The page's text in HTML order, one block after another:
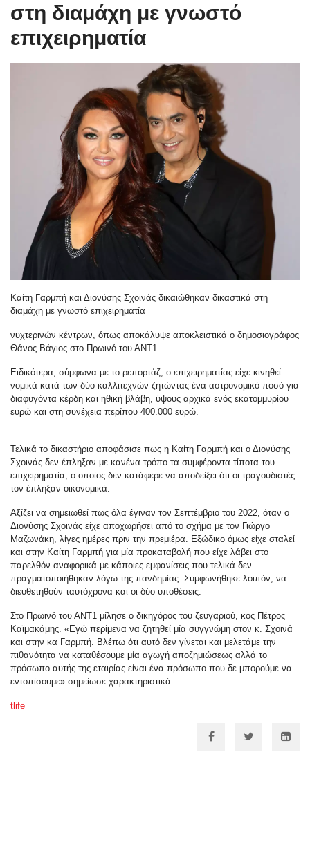
στη διαμάχη με γνωστό
επιχειρηματία
Καίτη Γαρμπή και Διονύσης Σχοινάς δικαιώθηκαν δικαστικά στη
διαμάχη με γνωστό επιχειρηματία
νυχτερινών κέντρων, όπως αποκάλυψε αποκλειστικά ο δημοσιογράφος
Θάνος Βάγιος στο Πρωινό του ΑΝΤ1.
Ειδικότερα, σύμφωνα με το ρεπορτάζ, ο επιχειρηματίας είχε κινηθεί
νομικά κατά των δύο καλλιτεχνών ζητώντας ένα αστρονομικό ποσό για
διαφυγόντα κέρδη και ηθική βλάβη, ύψους αρχικά ενός εκατομμυρίου
ευρώ και στη συνέχεια περίπου 400.000 ευρώ.
Τελικά το δικαστήριο αποφάσισε πως η Καίτη Γαρμπή και ο Διονύσης
Σχοινάς δεν έπληξαν με κανένα τρόπο τα συμφέροντα τίποτα του
επιχειρηματία, ο οποίος δεν κατάφερε να αποδείξει ότι οι τραγουδιστές
τον έπληξαν οικονομικά.
Αξίζει να σημειωθεί πως όλα έγιναν τον Σεπτέμβριο του 2022, όταν ο
Διονύσης Σχοινάς είχε αποχωρήσει από το σχήμα με τον Γιώργο
Μαζωνάκη, λίγες ημέρες πριν την πρεμιέρα. Εξώδικο όμως είχε σταλεί
και στην Καίτη Γαρμπή για μία προκαταβολή που είχε λάβει στο
παρελθόν αναφορικά με κάποιες εμφανίσεις που τελικά δεν
πραγματοποιήθηκαν λόγω της πανδημίας. Συμφωνήθηκε λοιπόν, να
διευθετηθούν ταυτόχρονα και οι δύο υποθέσεις.
Στο Πρωινό του ΑΝΤ1 μίλησε ο δικηγόρος του ζευγαριού, κος Πέτρος
Καϊμακάμης. «Εγώ περίμενα να ζητηθεί μία συγγνώμη στον κ. Σχοινά
και στην κα Γαρμπή. Βλέπω ότι αυτό δεν γίνεται και μελετάμε την
πιθανότητα να καταθέσουμε μία αγωγή αποζημιώσεως αλλά το
πρόσωπο αυτής της εταιρίας είναι ένα πρόσωπο που δε μπορούμε να
εντοπίσουμε» σημείωσε χαρακτηριστικά.
tlife